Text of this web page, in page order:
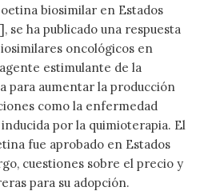
biosimilar en Estados
se ha publicado una respuesta
oncológicos en
estimulante de la
para aumentar la producción
como la enfermedad
por la quimioterapia. El
fue aprobado en Estados
cuestiones sobre el precio y
para su adopción.